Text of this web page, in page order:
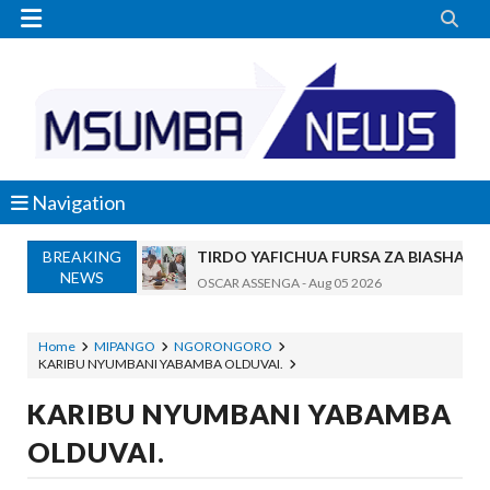
 
Navigation
BREAKING
NEWS
TIRDO YAFICHUA FURSA ZA
OSCAR ASSENGA-Aug 05 2026
BARRICK NORTH MARA YAZIDI
WAKULIMA, WAFUGAJI, WAVUVI
Home MIPANGO
NGORONGORO
KARIBU NYUMBANI YABAMBA OLDUVAI.
KARIBU NYUMBANI YABAMBA
OLDUVAI.